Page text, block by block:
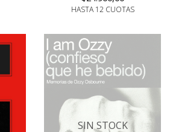
HASTA 12 CUOTAS
SIN STOCK